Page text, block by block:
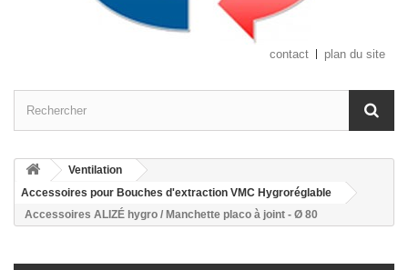
contact plan du site
Ventilation
Accessoires pour Bouches d'extraction VMC Hygroréglable
Accessoires ALIZÉ hygro / Manchette placo à joint - Ø 80